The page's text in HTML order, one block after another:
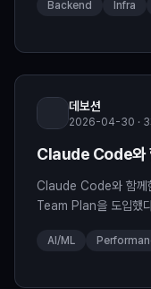
링, 사용자 정책...
Backend Infra
데보션
2026-04-30 · 3
Claude Code와
Claude Code와 함께
Team Plan을 도입했
AI/ML